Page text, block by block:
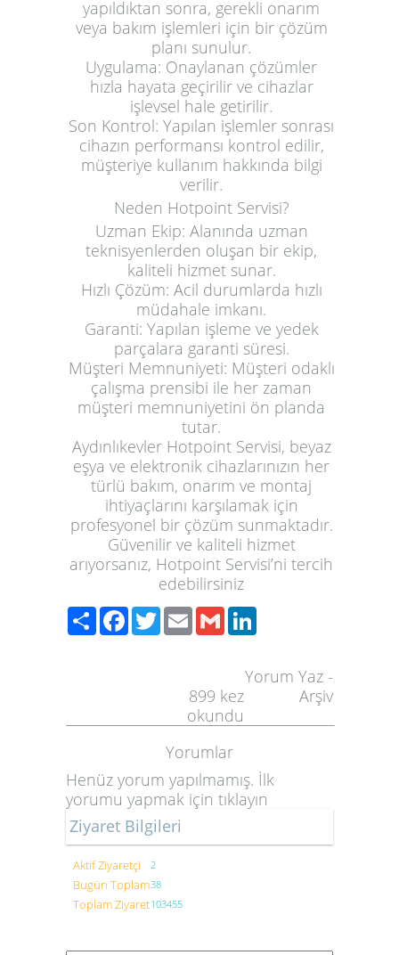
yapıldıktan sonra, gerekli onarım
veya bakım işlemleri için bir çözüm
planı sunulur.
Uygulama: Onaylanan çözümler
hızla hayata geçirilir ve cihazlar
işlevsel hale getirilir.
Son Kontrol: Yapılan işlemler sonrası
cihazın performansı kontrol edilir,
müşteriye kullanım hakkında bilgi
verilir.
Neden Hotpoint Servisi?
Uzman Ekip: Alanında uzman
teknisyenlerden oluşan bir ekip,
kaliteli hizmet sunar.
Hızlı Çözüm: Acil durumlarda hızlı
müdahale imkanı.
Garanti: Yapılan işleme ve yedek
parçalara garanti süresi.
Müşteri Memnuniyeti: Müşteri odaklı
çalışma prensibi ile her zaman
müşteri memnuniyetini ön planda
tutar.
Aydınlıkevler Hotpoint Servisi, beyaz
eşya ve elektronik cihazlarınızın her
türlü bakım, onarım ve montaj
ihtiyaçlarını karşılamak için
profesyonel bir çözüm sunmaktadır.
Güvenilir ve kaliteli hizmet
arıyorsanız, Hotpoint Servisi’ni tercih
edebilirsiniz
PaylaşFacebook
TwitterEmailGmail
Yorum Yaz -
Arşiv
899 kez
okundu
Yorumlar
Henüz yorum yapılmamış. İlk
yorumu yapmak için tıklayın
Ziyaret Bilgileri
Aktif Ziyaretçi 2
Bugün Toplam38
Toplam Ziyaret103455